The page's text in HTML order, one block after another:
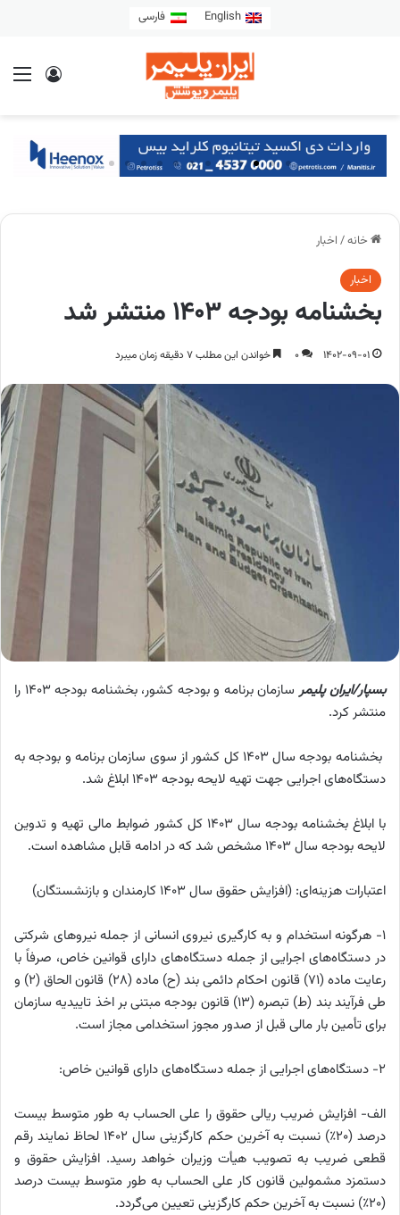
English فارسی
خانه/ اخبار
اخبار
بخشنامه بودجه ۱۴۰۳ منتشر شد
1402-09-01
0 خواندن این مطلب 7 دقیقه زمان میبرد
بسپار/ایران پلیمر
سازمان برنامه و بودجه کشور، بخشنامه بودجه ۱۴۰۳ را
منتشر کرد.
بخشنامه بودجه سال ۱۴۰۳ کل کشور از سوی سازمان برنامه و بودجه به
دستگاه‌های اجرایی جهت تهیه لایحه بودجه ۱۴۰۳ ابلاغ شد.
با ابلاغ بخشنامه بودجه سال ۱۴۰۳ کل کشور ضوابط مالی تهیه و تدوین
لایحه بودجه سال ۱۴۰۳ مشخص شد که در ادامه قابل مشاهده است.
اعتبارات هزینه‌ای: (افزایش حقوق سال ۱۴۰۳ کارمندان و بازنشستگان)
۱- هرگونه استخدام و به کارگیری نیروی انسانی از جمله نیروهای شرکتی
در دستگاه‌های اجرایی از جمله دستگاه‌های دارای قوانین خاص، صرفاً با
رعایت ماده (۷۱) قانون احکام دائمی بند (ح) ماده (۲۸) قانون الحاق (۲) و
طی فرآیند بند (ط) تبصره (۱۳) قانون بودجه مبتنی بر اخذ تاییدیه سازمان
برای تأمین بار مالی قبل از صدور مجوز استخدامی مجاز است.
۲- دستگاه‌های اجرایی از جمله دستگاه‌های دارای قوانین خاص:
الف- افزایش ضریب ریالی حقوق را علی الحساب به طور متوسط بیست
درصد (۲۰٪) نسبت به آخرین حکم کارگزینی سال ۱۴۰۲ لحاظ نمایند رقم
قطعی ضریب به تصویب هیأت وزیران خواهد رسید. افزایش حقوق و
دستمزد مشمولین قانون کار علی الحساب به طور متوسط بیست درصد
(۲۰٪) نسبت به آخرین حکم کارگزینی تعیین می‌گردد.